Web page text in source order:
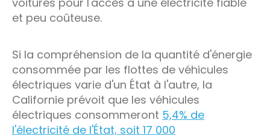
et peu coûteuse.
Si la compréhension de la quantité d'énergie
consommée par les flottes de véhicules
électriques varie d'un État à l'autre, la
Californie prévoit que les véhicules
électriques consommeront 5,4% de
l'électricité de l'État, soit 17 000